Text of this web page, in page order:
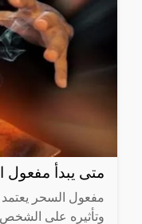
متى يبدأ مفعول
مفعول السحر
وتأثيره على